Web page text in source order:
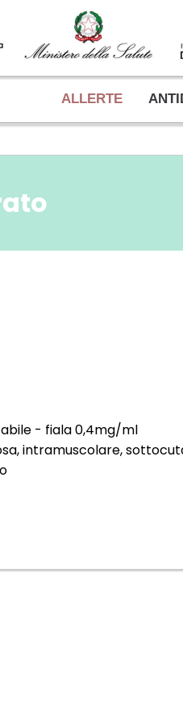
ALLERTE
- fiala 0,4mg/ml
intramuscolare,